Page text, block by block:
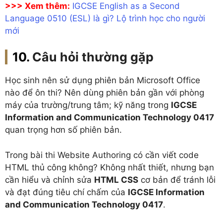
>>> Xem thêm: IGCSE English as a Second
Language 0510 (ESL) là gì? Lộ trình học cho người
mới
Câu hỏi thường gặp
Học sinh nên sử dụng phiên bản Microsoft Office
nào để ôn thi? Nên dùng phiên bản gần với phòng
máy của trường/trung tâm; kỹ năng trong IGCSE
Information and Communication Technology 0417
quan trọng hơn số phiên bản.
Trong bài thi Website Authoring có cần viết code
HTML thủ công không? Không nhất thiết, nhưng bạn
cần hiểu và chỉnh sửa HTML CSS cơ bản để tránh lỗi
và đạt đúng tiêu chí chấm của IGCSE Information
and Communication Technology 0417.